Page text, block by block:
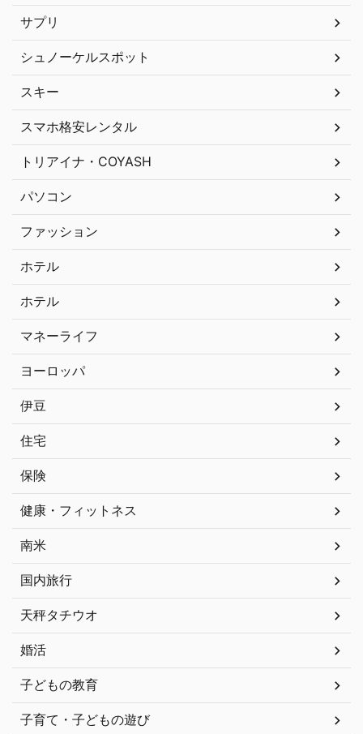
サプリ
シュノーケルスポット
スキー
スマホ格安レンタル
トリアイナ・COYASH
パソコン
ファッション
ホテル
ホテル
マネーライフ
ヨーロッパ
伊豆
住宅
保険
健康・フィットネス
南米
国内旅行
天秤タチウオ
婚活
子どもの教育
子育て・子どもの遊び